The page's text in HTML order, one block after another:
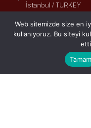
İstanbul / TURKEY
Telefon: +90(212)
Telefon: +90(212)
info@erisymm.com
Web sitemizde size en
kullanıyoruz. Bu siteyi
Tamam